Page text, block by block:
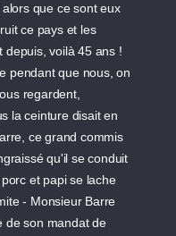
que ce sont eux
ce pays et les
depuis, voilà 45 ans !
pendant que nous, on
regardent,
la ceinture disait en
ce grand commis
qu'il se conduit
et papi se lache
- Monsieur Barre
de son mandat de